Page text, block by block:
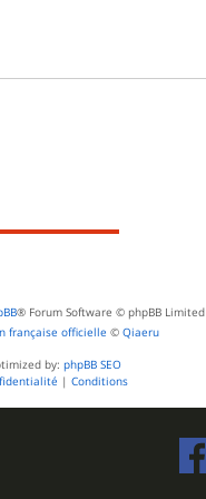
® Forum Software © phpBB Limited
française officielle © Qiaeru
by: phpBB SEO
| Conditions